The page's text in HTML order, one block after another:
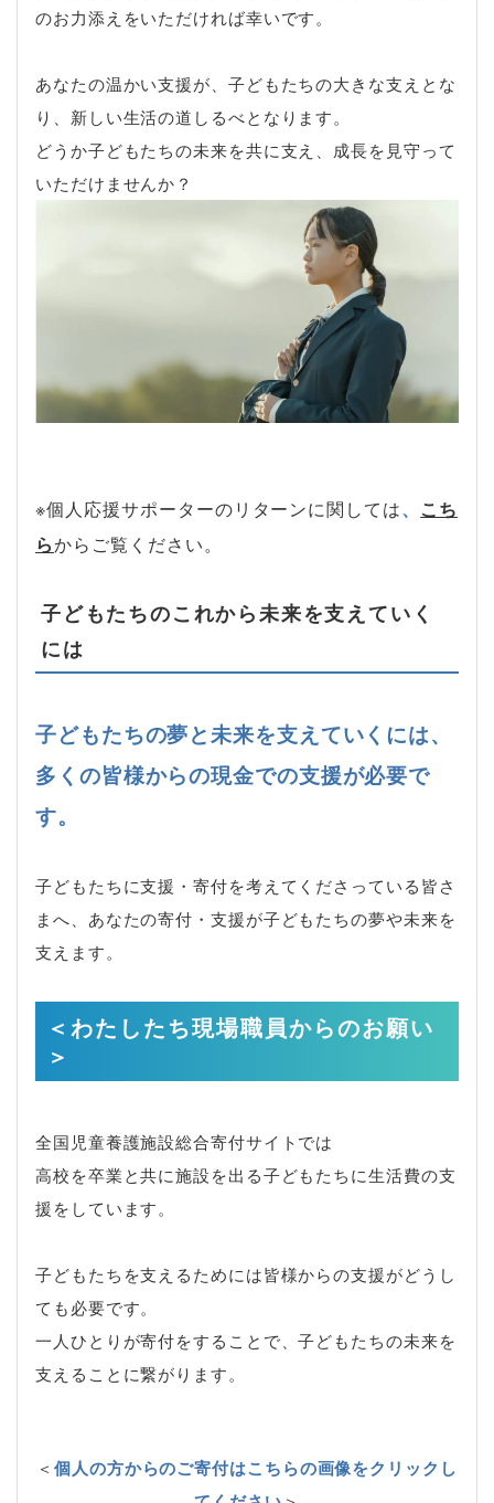
のお力添えをいただければ幸いです。
あなたの温かい支援が、子どもたちの大きな支えとな
り、新しい生活の道しるべとなります。
どうか子どもたちの未来を共に支え、成長を見守って
いただけませんか？
※個人応援サポーターのリターンに関しては、 こち
らからご覧ください。
子どもたちのこれから未来を支えていく
には
子どもたちの夢と未来を支えていくには、
多くの皆様からの現金での支援が必要で
す。
子どもたちに支援・寄付を考えてくださっている皆さ
まへ、あなたの寄付・支援が子どもたちの夢や未来を
支えます。
＜わたしたち現場職員からのお願い
＞
全国児童養護施設総合寄付サイトでは
高校を卒業と共に施設を出る子どもたちに生活費の支
援をしています。
子どもたちを支えるためには皆様からの支援がどうし
ても必要です。
一人ひとりが寄付をすることで、子どもたちの未来を
支えることに繋がります。
＜個人の方からのご寄付はこちらの画像をクリックし